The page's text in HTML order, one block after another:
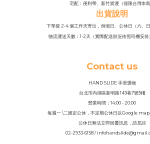
宅配：便利帶、新竹貨運（僅限台灣本島
出貨說明
下單後 2-4 個工作天寄出，例假日、公休日（六、
物流運送天數：1-2天（實際配送狀況依照司機安排
Contact us
HAND SLIDE 手滑選物
台北市內湖區新明路143巷7號5樓
營業時間：14:00 - 20:00
每週一 \二固定公休，不定期公休日以Google map
公休日無法立即回覆訊息，請見諒
02-2933-6158 /